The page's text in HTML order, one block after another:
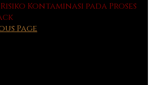
Risiko Kontaminasi pada Proses
Page